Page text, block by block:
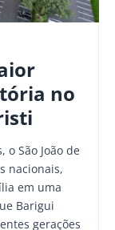
no
o São João de
nacionais,
em uma
Barigui
gerações